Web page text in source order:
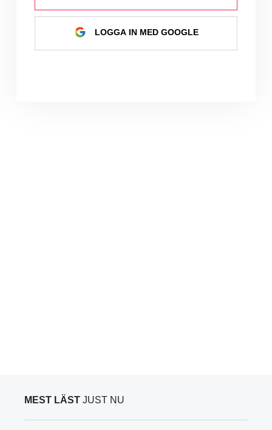
LOGGA IN MED GOOGLE
MEST LÄST JUST NU